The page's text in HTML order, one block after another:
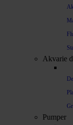
Akvarie
Pumper